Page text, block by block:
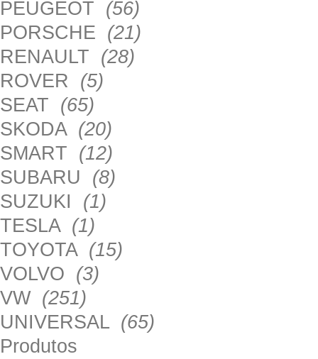
PEUGEOT (56)
PORSCHE (21)
RENAULT (28)
ROVER (5)
SEAT (65)
SKODA (20)
SMART (12)
SUBARU (8)
SUZUKI (1)
TESLA (1)
TOYOTA (15)
VOLVO (3)
VW (251)
UNIVERSAL (65)
Produtos